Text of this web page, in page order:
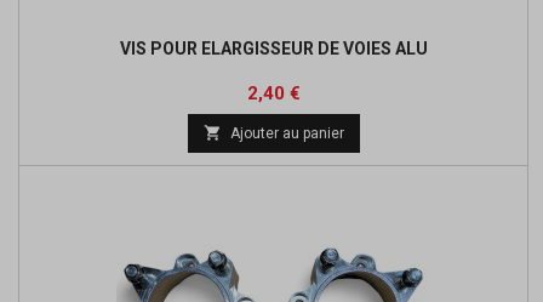
VIS POUR ELARGISSEUR DE VOIES ALU
Prix
2,40 €Prix
base
 Ajouter au panier